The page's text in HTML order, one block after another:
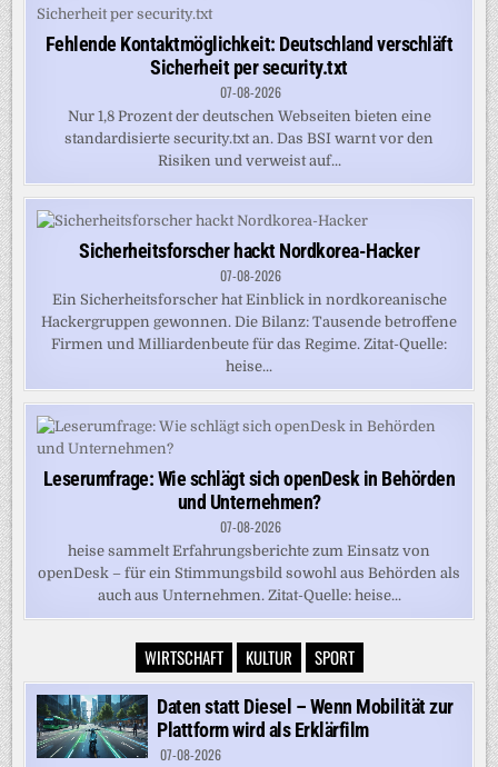
Fehlende Kontaktmöglichkeit: Deutschland verschläft
Sicherheit per security.txt
07-08-2026
Nur 1,8 Prozent der deutschen Webseiten bieten eine
standardisierte security.txt an. Das BSI warnt vor den
Risiken und verweist auf...
Sicherheitsforscher hackt Nordkorea-Hacker
07-08-2026
Ein Sicherheitsforscher hat Einblick in nordkoreanische
Hackergruppen gewonnen. Die Bilanz: Tausende betroffene
Firmen und Milliardenbeute für das Regime. Zitat-Quelle:
heise...
Leserumfrage: Wie schlägt sich openDesk in Behörden
und Unternehmen?
07-08-2026
heise sammelt Erfahrungsberichte zum Einsatz von
openDesk – für ein Stimmungsbild sowohl aus Behörden als
auch aus Unternehmen. Zitat-Quelle: heise...
WIRTSCHAFT KULTUR SPORT
Daten statt Diesel – Wenn Mobilität zur
Plattform wird als Erklärfilm
07-08-2026